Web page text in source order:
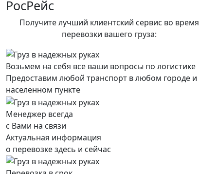
РосРейс
Получите лучший клиентский сервис во время
перевозки вашего груза:
Возьмем на себя все ваши вопросы по логистике
Предоставим любой транспорт в любом городе и
населенном пункте
Менеджер всегда
с Вами на связи
Актуальная информация
о перевозке здесь и сейчас